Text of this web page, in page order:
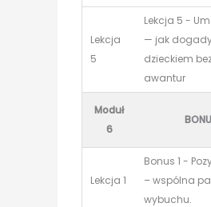
Lekcja
5
Lekcja 5 -
— jak
dzieckiem
awantur
Moduł
6
Lekcja 1
Bonus 1 -
– wspólna
wybuchu.